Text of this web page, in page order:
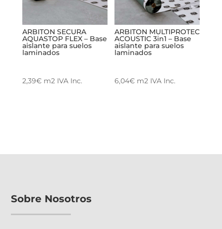
ARBITON SECURA
AQUASTOP FLEX – Base
aislante para suelos
laminados
2,39€m2 IVA Inc.
ARBITON MULTIPROTEC
ACOUSTIC 3in1 – Base
aislante para suelos
laminados
6,04€ m2 IVA Inc.
Sobre Nosotros